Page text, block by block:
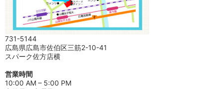
731-5144
広島県広島市佐伯区三筋2-10-41
スパーク佐方店横
営業時間
10:00 AM – 5:00 PM